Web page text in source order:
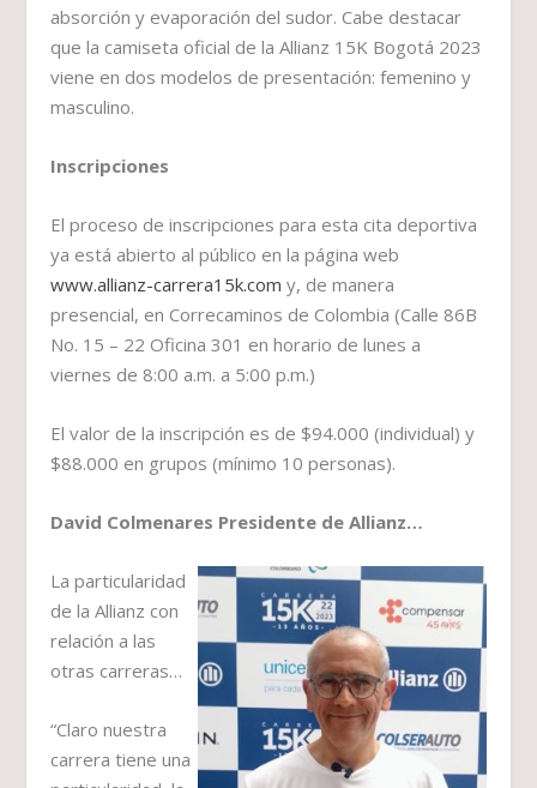
absorción y evaporación del sudor. Cabe destacar
que la camiseta oficial de la Allianz 15K Bogotá 2023
viene en dos modelos de presentación: femenino y
masculino.
Inscripciones
El proceso de inscripciones para esta cita deportiva
ya está abierto al público en la página web
www.allianz-carrera15k.com y, de manera
presencial, en Correcaminos de Colombia (Calle 86B
No. 15 – 22 Oficina 301 en horario de lunes a
viernes de 8:00 a.m. a 5:00 p.m.)
El valor de la inscripción es de $94.000 (individual) y
$88.000 en grupos (mínimo 10 personas).
David Colmenares Presidente de Allianz…
La particularidad
de la Allianz con
relación a las
otras carreras…
“Claro nuestra
carrera tiene una